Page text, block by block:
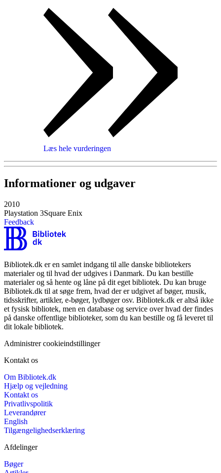
Læs hele vurderingen
Informationer og udgaver
2010
Playstation 3Square Enix
Feedback
Bibliotek.dk er en samlet indgang til alle danske bibliotekers
materialer og til hvad der udgives i Danmark. Du kan bestille
materialer og så hente og låne på dit eget bibliotek. Du kan bruge
Bibliotek.dk til at søge frem, hvad der er udgivet af bøger, musik,
tidsskrifter, artikler, e-bøger, lydbøger osv. Bibliotek.dk er altså ikke
et fysisk bibliotek, men en database og service over hvad der findes
på danske offentlige biblioteker, som du kan bestille og få leveret til
dit lokale bibliotek.
Administrer cookieindstillinger
Kontakt os
Om Bibliotek.dk
Hjælp og vejledning
Kontakt os
Privatlivspolitik
Leverandører
English
Tilgængelighedserklæring
Afdelinger
Bøger